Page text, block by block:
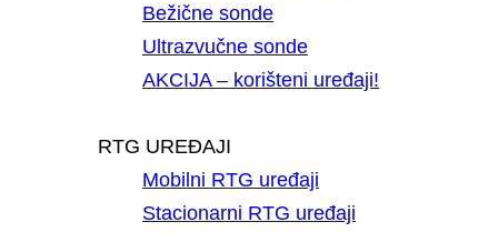
Bežične sonde
Ultrazvučne sonde
AKCIJA – korišteni uređaji!
RTG UREĐAJI
Mobilni RTG uređaji
Stacionarni RTG uređaji